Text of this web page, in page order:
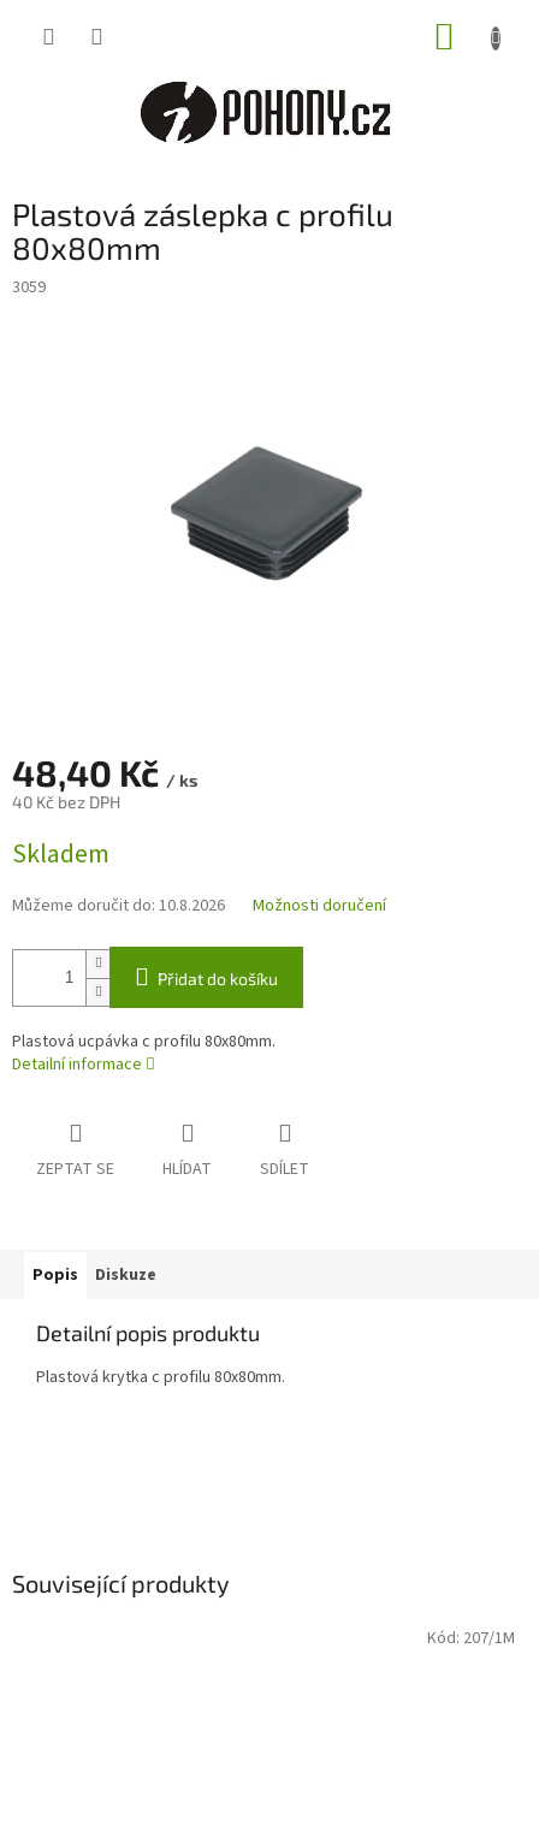
Plastová záslepka c profilu
80x80mm
3059
48,40 Kč / ks
40 Kč bez DPH
cena:
Skladem
Můžeme doručit do: 10.8.2026 Možnosti doručení
Přidat do košíku
Plastová ucpávka c profilu 80x80mm.
Detailní informace
ZEPTAT SE HLÍDAT SDÍLET
Související produkty
Kód: 207/1M
Popis Diskuze
Detailní popis produktu
Plastová krytka c profilu 80x80mm.